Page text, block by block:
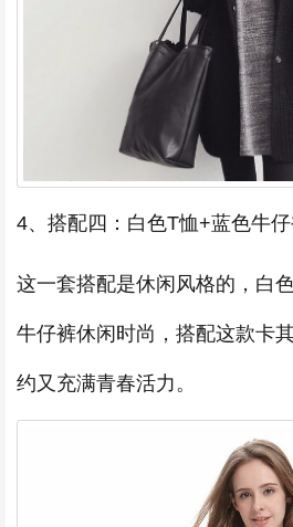
4、搭配四：白色T恤+蓝色牛
这一套搭配是休闲风格的，白
牛仔裤休闲时尚，搭配这款卡
约又充满青春活力。